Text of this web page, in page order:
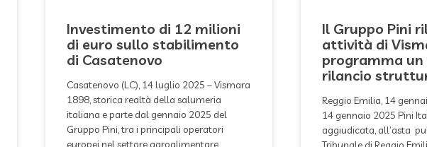
Investimento di 12 milioni
di euro sullo stabilimento
di Casatenovo
Casatenovo (LC), 14 luglio 2025 – Vismara
1898, storica realtà della salumeria
italiana e parte dal gennaio 2025 del
Gruppo Pini, tra i principali operatori
europei nel settore agroalimentare,
Il Gruppo Pini
attività di
programma un
rilancio
Reggio Emilia, 14
14 gennaio 2025 Pini
aggiudicata, all’asta